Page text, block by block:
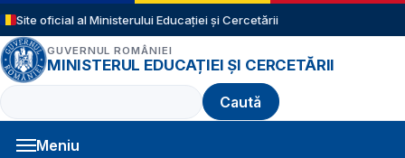
Sari la conținutul principal
Site oficial al Ministerului Educației și Cercetării
GUVERNUL ROMÂNIEI
MINISTERUL EDUCAȚIEI ȘI CERCETĂRII
Caută
Meniu